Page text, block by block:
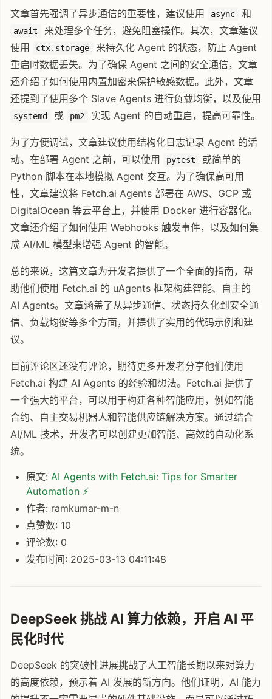
文章首先强调了异步通信的重要性，建议使用 async 和
await
来处理多个任务，避免阻塞操作。其次，文章建议
使用
ctx.storage
来持久化 Agent 的状态，防止 Agent
重启时数据丢失。为了确保 Agent 之间的安全通信，文章
还介绍了如何使用内置加密来保护敏感数据。此外，文章
还提到了使用多个 Slave Agents 进行负载均衡，以及使用
systemd 或 pm2 实现 Agent 的自动重启，提高可靠性。
为了方便调试，文章建议使用结构化日志记录 Agent 的活
动。在部署 Agent 之前，可以使用
pytest
或简单的
Python 脚本在本地模拟 Agent 交互。为了确保高可用
性，文章建议将 Fetch.ai Agents 部署在 AWS、GCP 或
DigitalOcean 等云平台上，并使用 Docker 进行容器化。
文章还介绍了如何使用 Webhooks 触发事件，以及如何集
成 AI/ML 模型来增强 Agent 的智能。
总的来说，这篇文章为开发者提供了一个全面的指南，帮
助他们使用 Fetch.ai 的 uAgents 框架构建智能、自主的
AI Agents。文章涵盖了从异步通信、状态持久化到安全通
信、负载均衡等多个方面，并提供了实用的代码示例和建
议。
目前评论区还没有评论，期待更多开发者分享他们使用
Fetch.ai 构建 AI Agents 的经验和想法。Fetch.ai 提供了
一个强大的平台，可以用于构建各种智能应用，例如智能
合约、自主交易机器人和智能供应链解决方案。通过结合
AI/ML 技术，开发者可以创建更加智能、高效的自动化系
统。
原文: AI Agents with Fetch.ai: Tips for Smarter
Automation ⚡
作者: ramkumar-m-n
点赞数: 10
评论数: 0
发布时间: 2025-03-13 04:11:48
DeepSeek 挑战 AI 算力依赖，开启 AI 平
民化时代
DeepSeek 的突破性进展挑战了人工智能长期以来对算力
的高度依赖，预示着 AI 发展的新方向。他们证明，AI 能力